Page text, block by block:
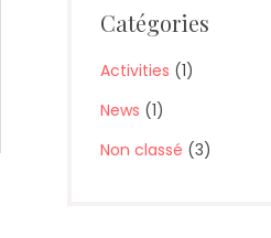
Catégories
Activities (1)
News (1)
Non classé (3)